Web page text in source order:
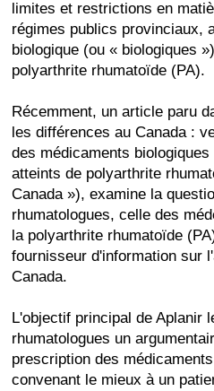
limites et restrictions en
régimes publics provinciaux,
biologique (ou « biologiques
polyarthrite rhumatoïde (PA).
Récemment, un article paru
les différences au Canada :
des médicaments
atteints de polyarthrite
Canada »), examine la
rhumatologues, celle des
la polyarthrite rhumatoïde
fournisseur d'information sur
Canada.
L'objectif principal de Aplanir
rhumatologues un
prescription des
convenant le mieux à un